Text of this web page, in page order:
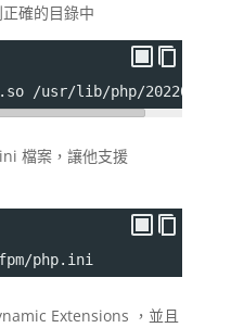
確的目錄中
/usr/lib/php/20220829/
檔案，讓他支援
php.ini
Extensions ，並且